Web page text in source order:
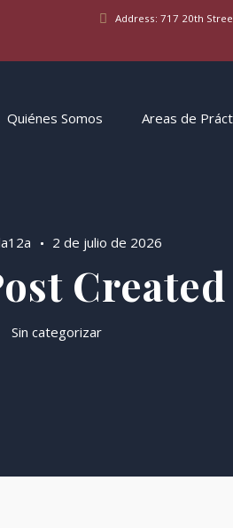
Address:717 20th
Quiénes Somos Areas de
2 de julio de 2026
Created
Sin categorizar